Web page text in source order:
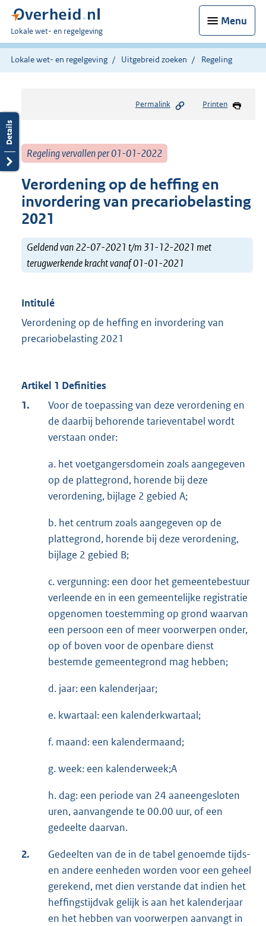
Menu
U
bent
hier:
Lokale wet- en regelgeving
Lokale wet- en regelgeving Uitgebreid zoeken Regeling
Permalink Printen
Regeling vervallen per 01-01-2022
Verordening op de heffing en
invordering van precariobelasting
2021
Geldend van 22-07-2021 t/m 31-12-2021 met
terugwerkende kracht vanaf 01-01-2021
Intitulé
Verordening op de heffing en invordering van
precariobelasting 2021
Artikel 1 Definities
1.
Voor de toepassing van deze verordening en
de daarbij behorende tarieventabel wordt
verstaan onder:
a. het voetgangersdomein zoals aangegeven
op de plattegrond, horende bij deze
verordening, bijlage 2 gebied A;
b. het centrum zoals aangegeven op de
plattegrond, horende bij deze verordening,
bijlage 2 gebied B;
c. vergunning: een door het gemeentebestuur
verleende en in een gemeentelijke registratie
opgenomen toestemming op grond waarvan
een persoon een of meer voorwerpen onder,
op of boven voor de openbare dienst
bestemde gemeentegrond mag hebben;
d. jaar: een kalenderjaar;
e. kwartaal: een kalenderkwartaal;
f. maand: een kalendermaand;
g. week: een kalenderweek;A
h. dag: een periode van 24 aaneengesloten
uren, aanvangende te 00.00 uur, of een
gedeelte daarvan.
2.
Gedeelten van de in de tabel genoemde tijds-
en andere eenheden worden voor een geheel
gerekend, met dien verstande dat indien het
heffingstijdvak gelijk is aan het kalenderjaar
en het hebben van voorwerpen aanvangt in